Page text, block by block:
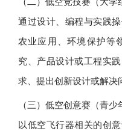
通过设计、编程与实践
农业应用、环境保护等
究、产品设计或工程实
求、提出创新设计或解决
（三）低空创意赛（青少
以低空飞行器相关的创